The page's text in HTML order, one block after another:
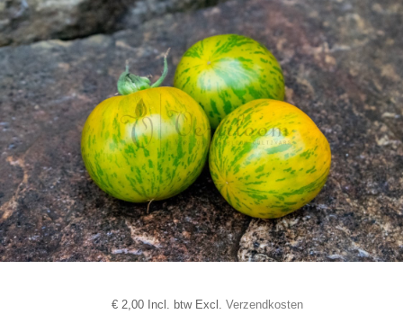
€2,00 Incl. btw Excl. Verzendkosten